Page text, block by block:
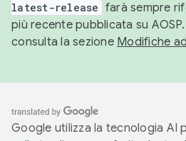
latest-release farà sempre
più recente pubblicata su
consulta la sezione Modifiche
Google utilizza la tecnologia AI